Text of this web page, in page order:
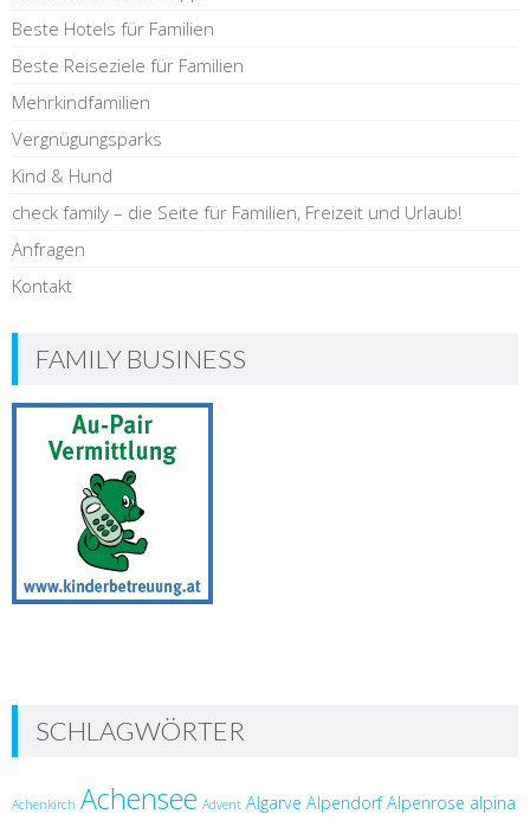
Beste Hotels für Familien
Beste Reiseziele für Familien
Mehrkindfamilien
Vergnügungsparks
Kind & Hund
check family – die Seite für Familien, Freizeit und Urlaub!
Anfragen
Kontakt
FAMILY BUSINESS
SCHLAGWÖRTER
Achenkirch Achensee Advent Algarve Alpendorf Alpenrose alpina